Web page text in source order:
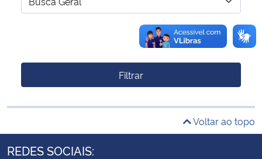
Filtrar
Voltar ao topo
REDES SOCIAIS: